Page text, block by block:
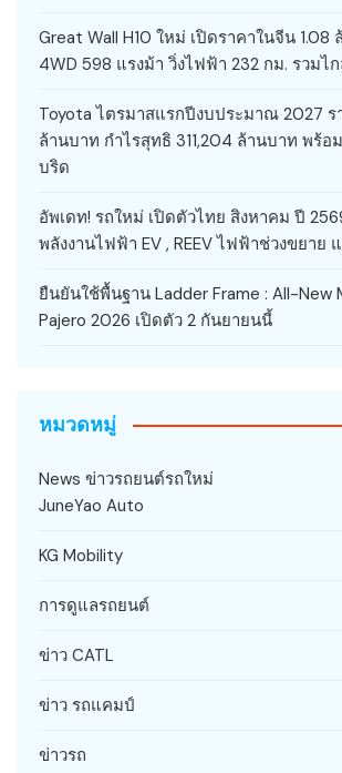
Great Wall H10 ใหม่ เปิดราคาในจีน 1.08
4WD 598 แรงม้า วิ่งไฟฟ้า 232 กม. รวมไ
Toyota ไตรมาสแรกปีงบประมาณ 2027 ร
ล้านบาท กำไรสุทธิ 311,204 ล้านบาท พร้อ
บริด
อัพเดท! รถใหม่ เปิดตัวไทย สิงหาคม ปี
พลังงานไฟฟ้า EV , REEV ไฟฟ้าช่วงขยาย
ยืนยันใช้พื้นฐาน Ladder Frame : All-New
Pajero 2026 เปิดตัว 2 กันยายนนี้
หมวดหมู่
News ข่าวรถยนต์รถใหม่
JuneYao Auto
KG Mobility
การดูแลรถยนต์
ข่าว CATL
ข่าว รถแคมป์
ข่าวรถ